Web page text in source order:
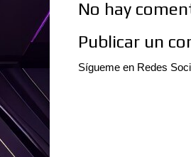
No hay
Publicar un
Sígueme en Redes